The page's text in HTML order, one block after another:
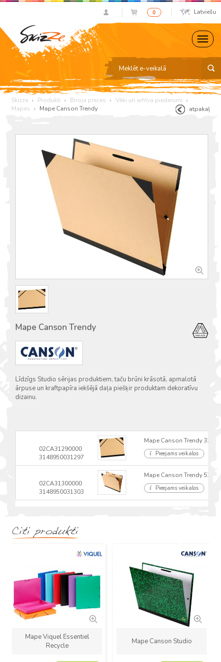
0 Latviešu
Skizze Produkti Biroja preces
Vāki un arhīva piederumi
Mapes
Mape Canson Trendy atpakaļ
Mape Canson Trendy
Līdzīgs Studio sērijas produktiem, taču brūni krāsotā, apmalotā
ārpuse un kraftpapīra iekšējā daļa piešķir produktam dekoratīvu
dizainu.
02CA31290000
3148950031297
Mape Canson Trendy
Pieejams veikalos
02CA31300000
3148950031303
Mape Canson Trendy
Pieejams veikalos
Citi produkti
Mape Viquel Essentiel
Recycle
Mape Canson Studio